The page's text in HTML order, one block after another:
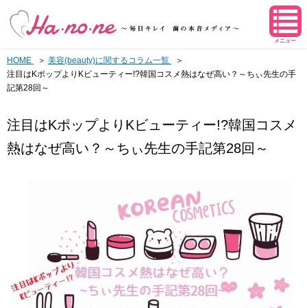
メニュー
HOME
美容(beauty)に関するコラム一覧
注目はKポップよりKビューティー!?韓国コスメ熱はなぜ高い？～ちぃ先生の手
記第28回～
注目はKポップよりKビューティー!?韓国コスメ
熱はなぜ高い？～ちぃ先生の手記第28回～